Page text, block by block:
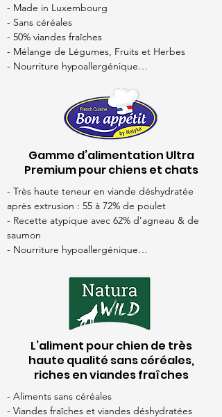
- Made in Luxembourg
- Sans céréales
- 50% viandes fraîches
- Mélange de Légumes, Fruits et Herbes
- Nourriture hypoallergénique
- Riche en oméga 3 et 6
- 9 antioxydants naturels
- Ingrédients d’origine européenne
Gamme d’alimentation Ultra
Premium pour chiens et chats
- ​Très haute teneur en viande déshydratée
après extrusion : 55 à 72% de poulet
- Recette atypique avec 62% d’agneau & de
saumon
- Nourriture hypoallergénique
- Riche en oméga 3 et 6
- 9 antioxydants naturels
L’aliment pour chien de très
haute qualité sans céréales,
riches en viandes fraîches
- Aliments sans céréales
- Viandes fraîches et viandes déshydratées